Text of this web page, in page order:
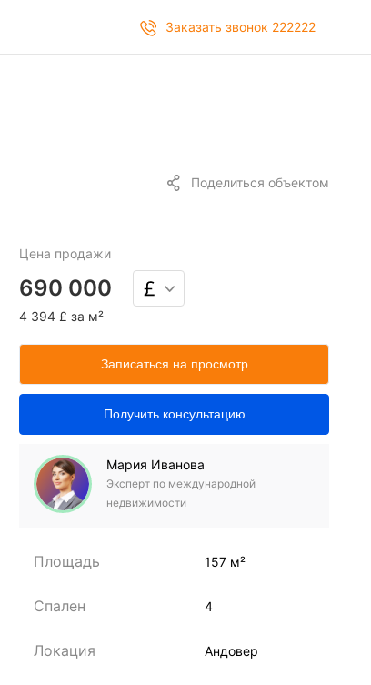
Заказать звонок 222222
Поделиться объектом
Цена продажи
690 000
4 394 £ за м²
Записаться на просмотр
Получить консультацию
Мария Иванова
Эксперт по международной
недвижимости
Площадь 157 м²
Спален 4
Локация Андовер